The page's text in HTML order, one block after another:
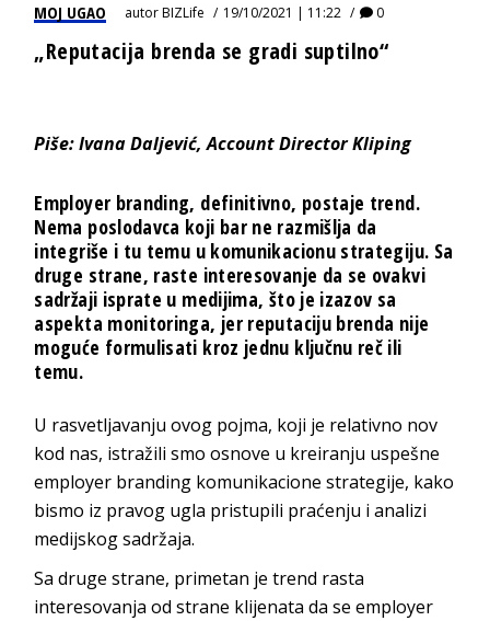
MOJ UGAO autorBIZLife 19/10/2021 | 11:22 0
„Reputacija brenda se gradi suptilno“
Piše: Ivana Daljević, Account Director Kliping
Employer branding, definitivno, postaje trend.
Nema poslodavca koji bar ne razmišlja da
integriše i tu temu u komunikacionu strategiju. Sa
druge strane, raste interesovanje da se ovakvi
sadržaji isprate u medijima, što je izazov sa
aspekta monitoringa, jer reputaciju brenda nije
moguće formulisati kroz jednu ključnu reč ili
temu.
U rasvetljavanju ovog pojma, koji je relativno nov
kod nas, istražili smo osnove u kreiranju uspešne
employer branding komunikacione strategije, kako
bismo iz pravog ugla pristupili praćenju i analizi
medijskog sadržaja.
Sa druge strane, primetan je trend rasta
interesovanja od strane klijenata da se employer